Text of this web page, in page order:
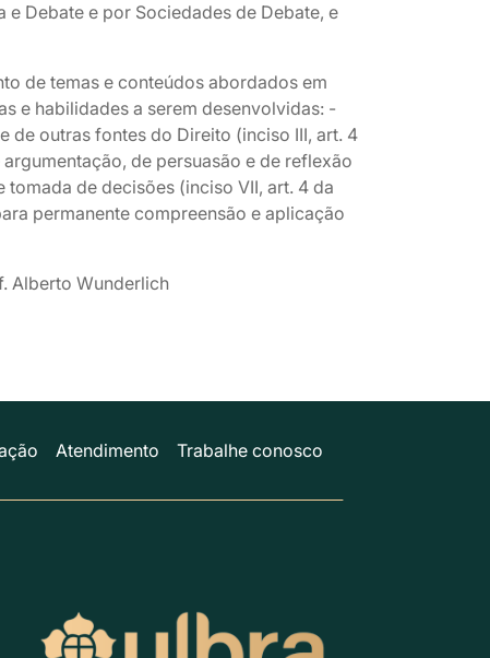
Debate e por Sociedades de Debate, e
de temas e conteúdos abordados em
e habilidades a serem desenvolvidas: -
de outras fontes do Direito (inciso III, art. 4
de persuasão e de reflexão
de decisões (inciso VII, art. 4 da
permanente compreensão e aplicação
Alberto Wunderlich
Atendimento Trabalhe conosco